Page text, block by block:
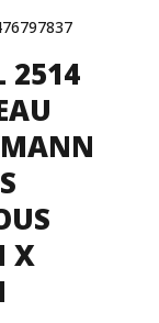
2514
X